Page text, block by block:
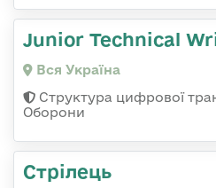
Junior Technical
Вся Україна
Структура цифрової
Оборони
Стрілець